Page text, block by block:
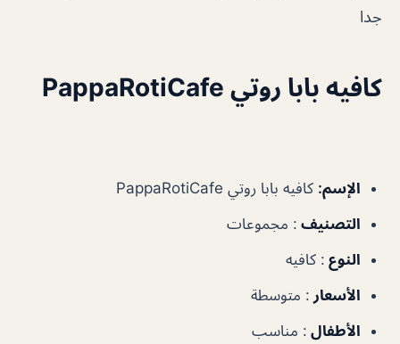
جدا
كافيه بابا روتي PappaRotiCafe
الإسم: كافيه بابا روتي PappaRotiCafe
التصنيف : مجموعات
النوع : كافيه
الأسعار : متوسطة
الأطفال : مناسب